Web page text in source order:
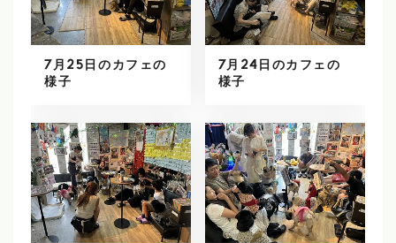
7月25日のカフェの
様子
7月24日のカフェの
様子